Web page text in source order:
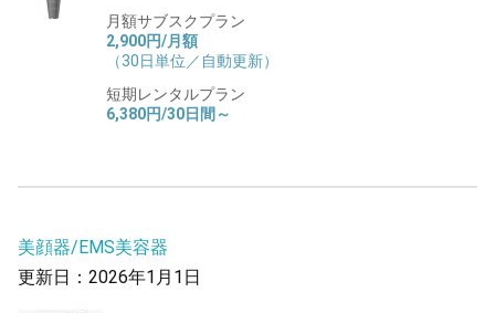
月額サブスクプラン
2,900円/月額
（30日単位／自動更新）
短期レンタルプラン
6,380円/30日間～
美顔器/EMS美容器
更新日：2026年1月1日